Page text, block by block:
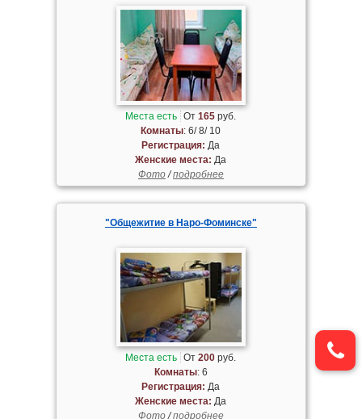
Места есть От165 руб.
Комнаты: 6/ 8/ 10
Регистрация: Да
Женские места: Да
Фото/подробнее
"Общежитие в Наро-Фоминске"
Места есть От200 руб.
Комнаты: 6
Регистрация: Да
Женские места: Да
Фото/подробнее